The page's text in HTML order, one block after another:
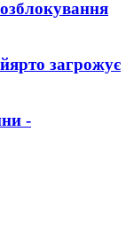
загрожує
-